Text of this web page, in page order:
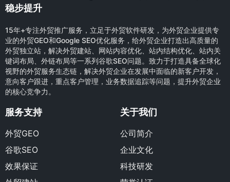
稳步提升
15年+专注外贸推广服务，立足于外贸软件研发，为外贸企业提供专
业的外贸GEO和Google SEO优化服务，给外贸企业打造出高质量的
外贸独立站，解决外贸建站、网站内容优化、站内结构优化、站内关
键词布局、外链布局等一系列谷歌SEO问题。致力于打造具备全球化
视野的外贸服务生态链，解决外贸企业在发展中面临的新客户开发，
意向客户跟进，重点客户管理，业务数据追踪等问题，提升外贸企业
的核心竞争力。
服务支持
外贸GEO
谷歌SEO
效果保证
关于我们
公司简介
企业文化
科技研发